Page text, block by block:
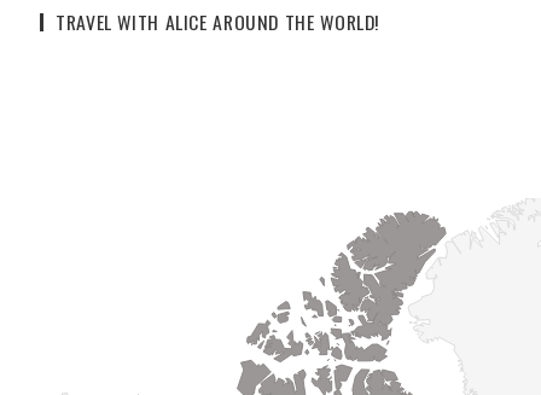
TRAVEL WITH ALICE AROUND THE WORLD!